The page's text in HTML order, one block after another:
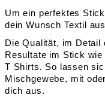
Um ein perfektes
dein Wunsch Textil
Die Qualität, im Detail
Resultate im Stick
T Shirts. So lassen
Mischgewebe, mit
dich aus.